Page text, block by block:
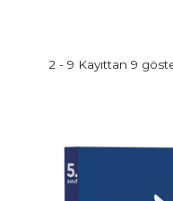
2 - 9 Kayıttan 9